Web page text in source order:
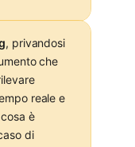
, privandosi
che
reale e
è
di